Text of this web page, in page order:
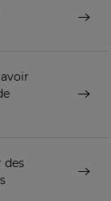
des